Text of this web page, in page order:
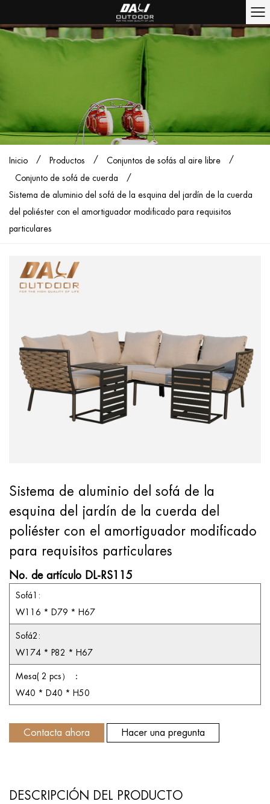
Inicio / Productos / Conjuntos de sofás al aire libre
/
Conjunto de sofá de cuerda
/
Sistema de aluminio del sofá de la esquina del jardín de la cuerda
del poliéster con el amortiguador modificado para requisitos
particulares
Sistema de aluminio del sofá de la
esquina del jardín de la cuerda del
poliéster con el amortiguador modificado
para requisitos particulares
No. de artículo DL-RS115
Sofá1:
W116 * D79 * H67
Sofá2:
W174 * P82 * H67
Mesa( 2 pcs） ：
W40 * D40 * H50
Contacta ahora Hacer una pregunta
DESCRIPCIÓN DEL PRODUCTO